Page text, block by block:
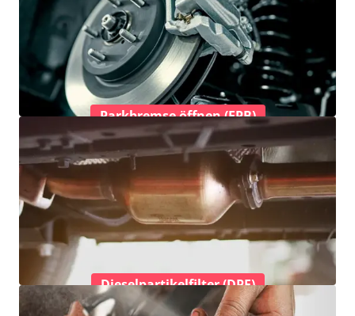
Parkbremse öffnen (EPB)
Dieselpartikelfilter (DPF)